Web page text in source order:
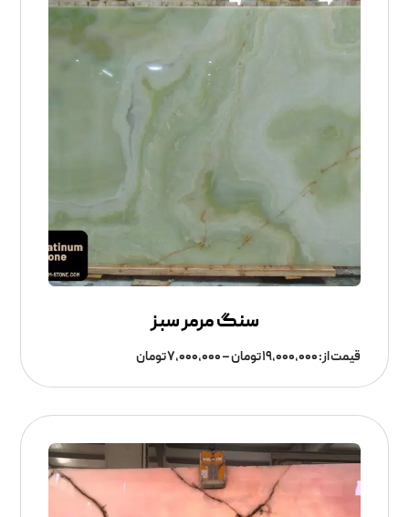
سنگ مرمر سبز
قیمت از:۱۹,۰۰۰,۰۰۰تومان–۷,۰۰۰,۰۰۰تومان